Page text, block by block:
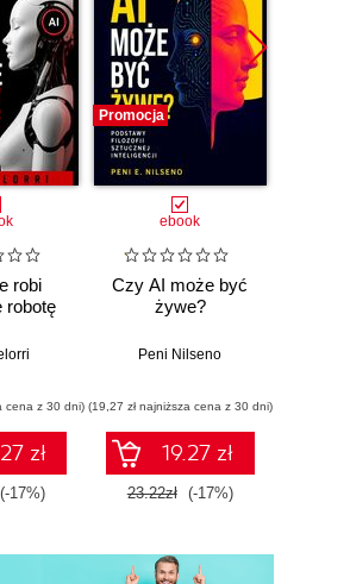
robi
robotę
cena z 30 dni)
zł
(-17%)
Promocja
ebook
Czy AI może być
żywe?
Peni Nilseno
(19,27 zł najniższa cena z 30 dni)
19.27 zł
23.22zł (-17%)